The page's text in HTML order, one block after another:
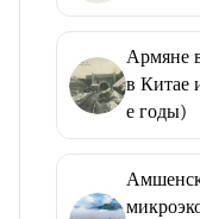
Армяне
в Китае
е годы)